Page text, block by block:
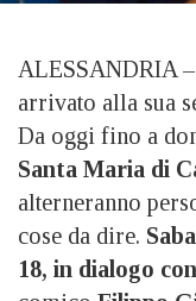
ALESSANDRIA
arrivato alla sua
Da oggi fino a
Santa Maria di
alterneranno
cose da dire.
18, in dialogo